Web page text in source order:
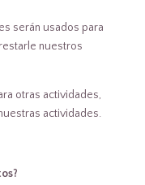
serán usados para
nuestros
otras actividades,
actividades.